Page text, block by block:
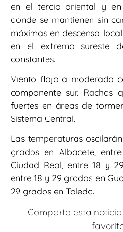
en el tercio oriental y
donde se mantienen sin
máximas en descenso
en el extremo sureste
constantes.
Viento flojo a moderado
componente sur. Rachas
fuertes en áreas de
Sistema Central.
Las temperaturas
grados en Albacete,
Ciudad Real, entre 18 y
entre 18 y 29 grados en
29 grados en Toledo.
Comparte esta